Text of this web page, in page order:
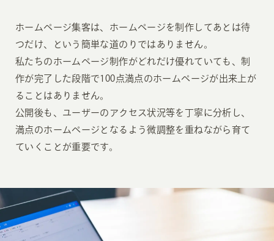
ホームページ集客は、ホームページを制作してあとは待
つだけ、という簡単な道のりではありません。
私たちのホームページ制作がどれだけ優れていても、制
作が完了した段階で100点満点のホームページが出来上が
ることはありません。
公開後も、ユーザーのアクセス状況等を丁寧に分析し、
満点のホームページとなるよう微調整を重ねながら育て
ていくことが重要です。